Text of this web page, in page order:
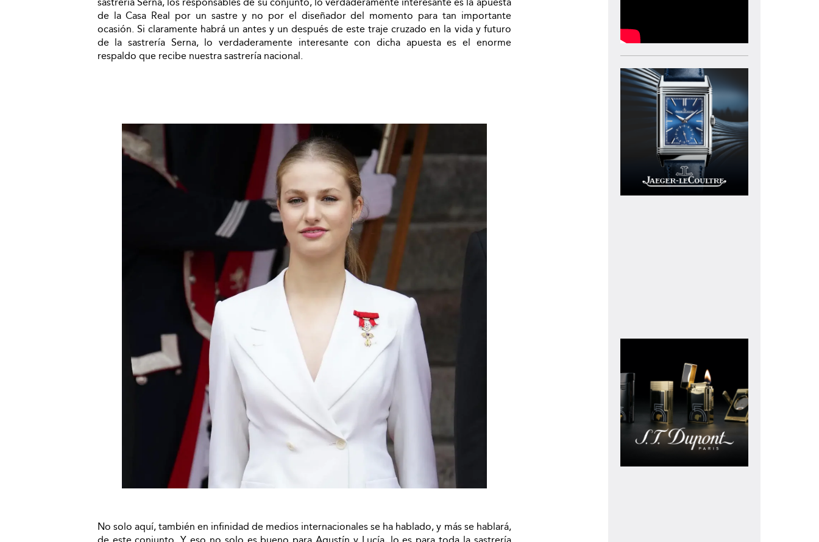
de la Casa Real por un sastre y no por el diseñador del momento para tan importante
ocasión. Si claramente habrá un antes y un después de este traje cruzado en la vida y futuro
de la sastrería Serna, lo verdaderamente interesante con dicha apuesta es el enorme
respaldo que recibe nuestra sastrería nacional.
No solo aquí, también en infinidad de medios internacionales se ha hablado, y más se hablará,